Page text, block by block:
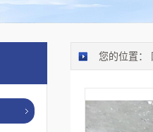
您的位置：